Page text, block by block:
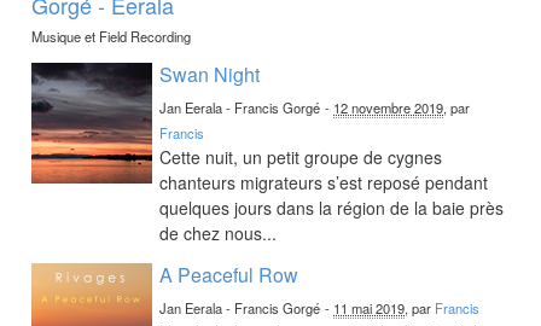
Musique et Field Recording
Swan Night
Jan Eerala - Francis Gorgé - 12 novembre 2019, par
Francis
Cette nuit, un petit groupe de cygnes
chanteurs migrateurs s’est reposé pendant
quelques jours dans la région de la baie près
de chez nous...
A Peaceful Row
Jan Eerala - Francis Gorgé - 11 mai 2019, par Francis